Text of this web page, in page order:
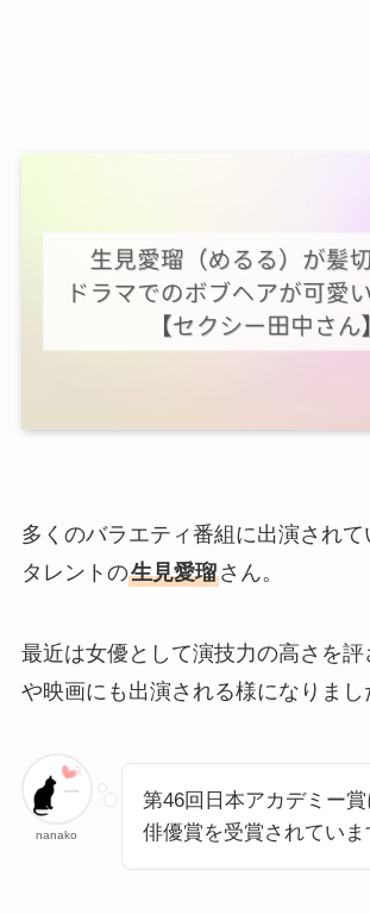
多くのバラエティ番組に出演され
タレントの生見愛瑠さん。
最近は女優として演技力の高さを評
や映画にも出演される様になりまし
nanako
第46回日本アカデミー賞
俳優賞を受賞されていま